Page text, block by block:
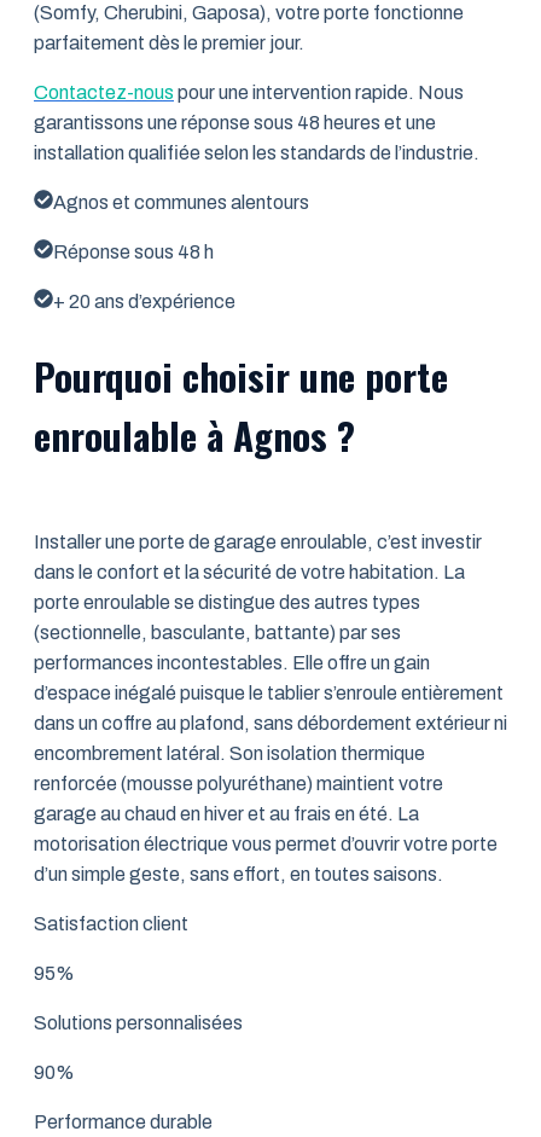
(Somfy, Cherubini, Gaposa), votre porte fonctionne
parfaitement dès le premier jour.
Contactez-nous pour une intervention rapide. Nous
garantissons une réponse sous 48 heures et une
installation qualifiée selon les standards de l’industrie.
Agnos et communes alentours
Réponse sous 48 h
+ 20 ans d’expérience
Pourquoi choisir une porte
enroulable à Agnos ?
Installer une porte de garage enroulable, c’est investir
dans le confort et la sécurité de votre habitation. La
porte enroulable se distingue des autres types
(sectionnelle, basculante, battante) par ses
performances incontestables. Elle offre un gain
d’espace inégalé puisque le tablier s’enroule entièrement
dans un coffre au plafond, sans débordement extérieur ni
encombrement latéral. Son isolation thermique
renforcée (mousse polyuréthane) maintient votre
garage au chaud en hiver et au frais en été. La
motorisation électrique vous permet d’ouvrir votre porte
d’un simple geste, sans effort, en toutes saisons.
Satisfaction client
95%
Solutions personnalisées
90%
Performance durable